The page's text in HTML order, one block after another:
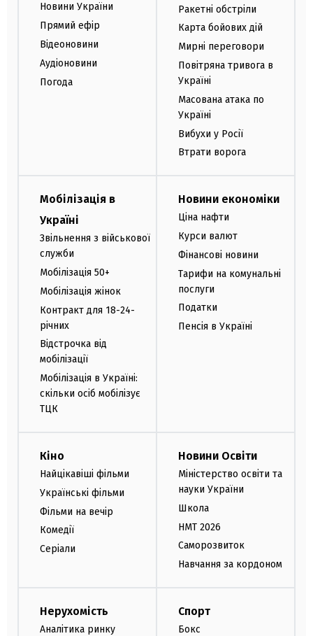
Новини України
Прямий ефір
Відеоновини
Аудіоновини
Погода
Ракетні обстріли
Карта бойових дій
Мирні переговори
Повітряна тривога в
Україні
Масована атака по
Україні
Вибухи у Росії
Втрати ворога
Мобілізація в
Україні
Звільнення з військової
служби
Мобілізація 50+
Мобілізація жінок
Контракт для 18-24-
річних
Відстрочка від
мобілізації
Мобілізація в Україні:
скільки осіб мобілізує
ТЦК
Новини економіки
Ціна нафти
Курси валют
Фінансові новини
Тарифи на комунальні
послуги
Податки
Пенсія в Україні
Кіно
Найцікавіші фільми
Українські фільми
Фільми на вечір
Комедії
Серіали
Новини Освіти
Міністерство освіти та
науки України
Школа
НМТ 2026
Саморозвиток
Навчання за кордоном
Нерухомість
Аналітика ринку
Спорт
Бокс